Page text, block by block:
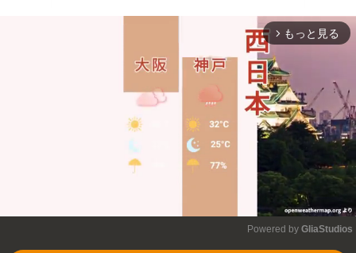
arrow_forward_ios もっと見る
Powered by GliaStudios